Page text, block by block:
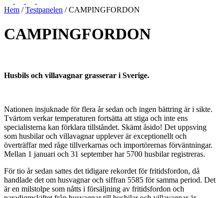
Hem /Testpanelen /CAMPINGFORDON
CAMPINGFORDON
Husbils och villavagnar grasserar i Sverige.
Nationen insjuknade för flera år sedan och ingen bättring är i sikte.
Tvärtom verkar temperaturen fortsätta att stiga och inte ens
specialisterna kan förklara tillståndet. Skämt åsido! Det uppsving
som husbilar och villavagnar upplever är exceptionellt och
överträffar med råge tillverkarnas och importörernas förväntningar.
Mellan 1 januari och 31 september har 5700 husbilar registreras.
För tio år sedan sattes det tidigare rekordet för fritidsfordon, då
handlade det om husvagnar och siffran 5585 för samma period. Det
är en milstolpe som nåtts i försäljning av fritidsfordon och